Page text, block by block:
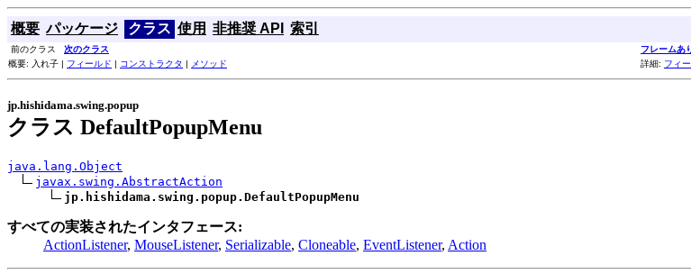
概要 パッケージ クラス 使用 非推奨 API 索引
前のクラス 次のクラス フレームあ
概要: 入れ子 | フィールド | コンストラクタ | メソッド 詳細: フィ
jp.hishidama.swing.popup
クラス DefaultPopupMenu
java.lang.Object
javax.swing.AbstractAction
jp.hishidama.swing.popup.DefaultPopupMenu
すべての実装されたインタフェース:
ActionListener, MouseListener, Serializable, Cloneable, EventListener, Action